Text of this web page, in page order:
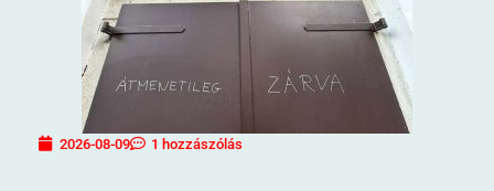
2026-08-09 1 hozzászólás